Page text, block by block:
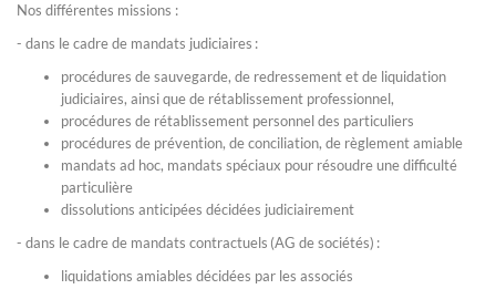
Nos différentes missions :
- dans le cadre de mandats judiciaires :
procédures de sauvegarde, de redressement et de liquidation
judiciaires, ainsi que de rétablissement professionnel,
procédures de rétablissement personnel des particuliers
​​​​​​​procédures de prévention, de conciliation, de règlement amiable
mandats ad hoc, mandats spéciaux pour résoudre une difficulté
particulière
dissolutions anticipées décidées judiciairement
- dans le cadre de mandats contractuels (AG de sociétés) :
liquidations amiables décidées par les associés